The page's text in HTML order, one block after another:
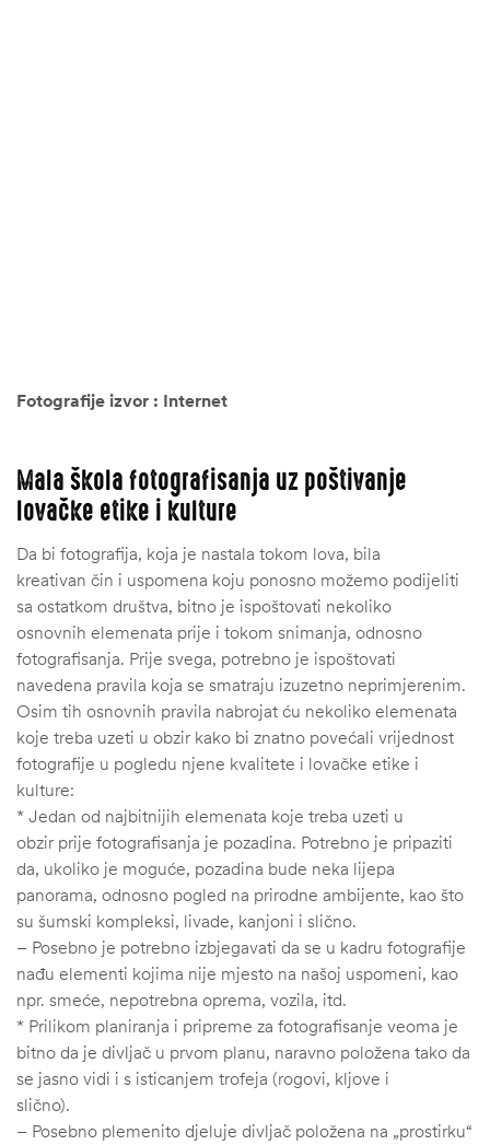
Fotografije izvor : Internet
Mala škola fotografisanja uz poštivanje
lovačke etike i kulture
Da bi fotografija, koja je nastala tokom lova, bila
kreativan čin i uspomena koju ponosno možemo podijeliti
sa ostatkom društva, bitno je ispoštovati nekoliko
osnovnih elemenata prije i tokom snimanja, odnosno
fotografisanja. Prije svega, potrebno je ispoštovati
navedena pravila koja se smatraju izuzetno neprimjerenim.
Osim tih osnovnih pravila nabrojat ću nekoliko elemenata
koje treba uzeti u obzir kako bi znatno povećali vrijednost
fotografije u pogledu njene kvalitete i lovačke etike i
kulture:
* Jedan od najbitnijih elemenata koje treba uzeti u
obzir prije fotografisanja je pozadina. Potrebno je pripaziti
da, ukoliko je moguće, pozadina bude neka lijepa
panorama, odnosno pogled na prirodne ambijente, kao što
su šumski kompleksi, livade, kanjoni i slično.
– Posebno je potrebno izbjegavati da se u kadru fotografije
nađu elementi kojima nije mjesto na našoj uspomeni, kao
npr. smeće, nepotrebna oprema, vozila, itd.
* Prilikom planiranja i pripreme za fotografisanje veoma je
bitno da je divljač u prvom planu, naravno položena tako da
se jasno vidi i s isticanjem trofeja (rogovi, kljove i
slično).
– Posebno plemenito djeluje divljač položena na „prostirku“